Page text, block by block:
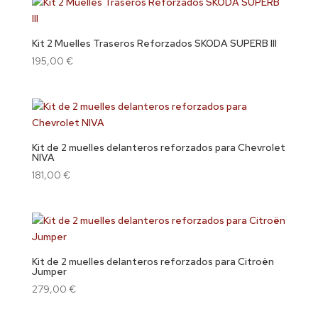
Kit 2 Muelles Traseros Reforzados SKODA SUPERB III
195,00 €
Kit de 2 muelles delanteros reforzados para Chevrolet
NIVA
181,00 €
Kit de 2 muelles delanteros reforzados para Citroën
Jumper
279,00 €